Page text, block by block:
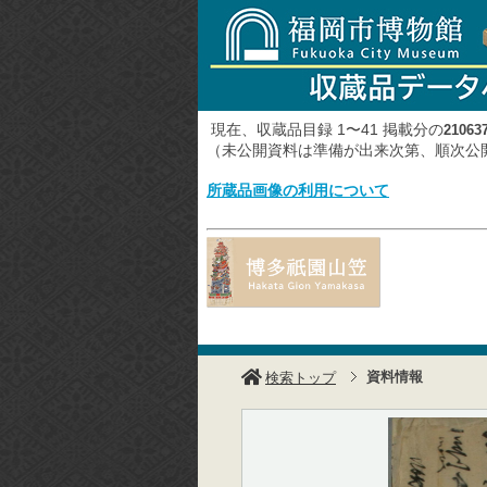
現在、収蔵品目録 1〜41 掲載分の
（未公開資料は準備が出来次第、順次
所蔵品画像の利用について
検索トップ 資料情報